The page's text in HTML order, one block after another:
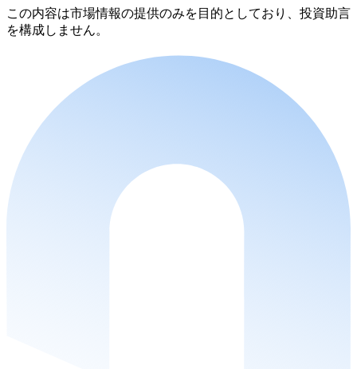
この内容は市場情報の提供のみを目的としており、投資助言
を構成しません。